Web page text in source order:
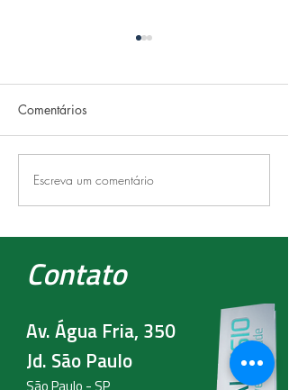
RECOVERY
Comentários
Escreva um comentário
Contato
Av. Água Fria, 350
Jd. São Paulo
São Paulo - SP